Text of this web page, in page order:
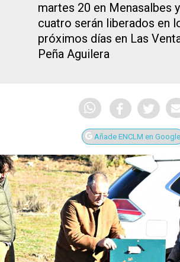
martes 20 en Menasalbes
cuatro serán liberados en
próximos días en Las
Peña Aguilera
Añade ENCLM en Google